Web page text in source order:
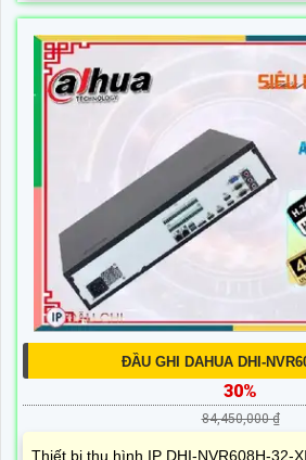
ĐẦU GHI DAHUA DHI-
30%
84,450,000 ₫
Thiết bị thu hình IP DHI-NVR608H-32-